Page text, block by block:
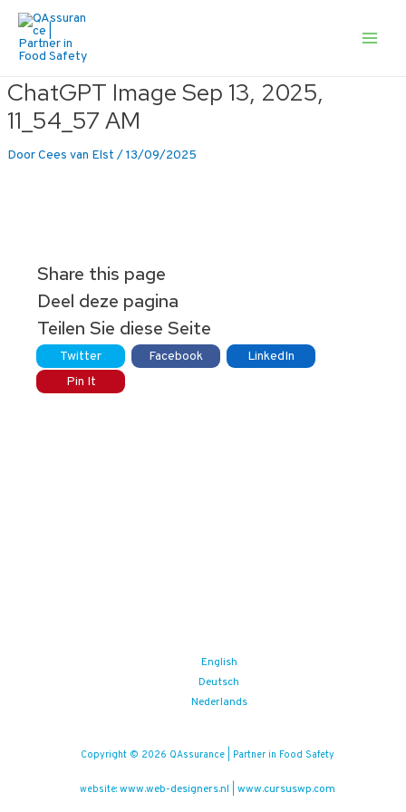
naar
ChatGPT Image Sep 13, 2025,
11_54_57 AM
DoorCees van Elst /13/09/2025
Share this page
Deel deze pagina
Teilen Sie diese Seite
Twitter Facebook
LinkedIn
Pin It
English
Deutsch
Nederlands
Copyright © 2026 QAssurance | Partner in Food Safety
website: www.web-designers.nl www.cursuswp.com